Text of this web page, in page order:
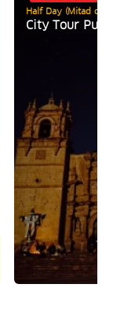
Half Day (Mitad de
City Tour Puno